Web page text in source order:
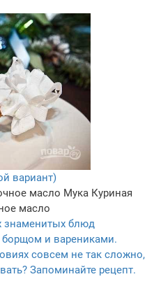
вариант)
масло Мука Куриная
масло
знаменитых блюд
борщом и варениками.
совсем не так сложно,
Запоминайте рецепт.